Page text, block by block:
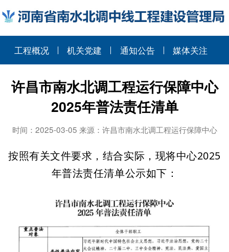
工程概况 机关党建 通知公告 媒体关注
许昌市南水北调工程运行保障中心
2025年普法责任清单
时间：2025-03-05 来源：许昌市南水北调工程运行保障中心
按照有关文件要求，结合实际，现将中心2025
年普法责任清单公示如下：